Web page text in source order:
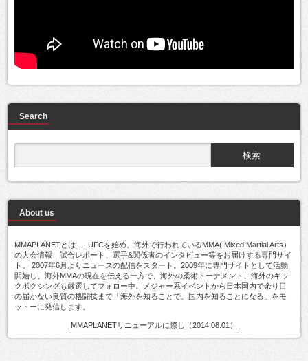
Search
About us
MMAPLANETとは..... UFCを始め、海外で行われているMMA( Mixed Martial Arts）
の大会情報、試合レポート、選手&関係者のインタビュー等をお届けする専門サイ
ト。 2007年6月よりニュースの配信をスタート。2009年に専門サイトとして活動
開始し、海外MMAの現在を伝える一方で、海外の柔術トーナメント、海外のキッ
クボクシングも厳選してフォロー中。メジャー系イベントから日本国内で余り目
の届かない良質の格闘技まで「海外を知ることで、国内を知ることになる」をモ
ットーに発信します。
MMAPLANETリニューアルに際し（2014.08.01）